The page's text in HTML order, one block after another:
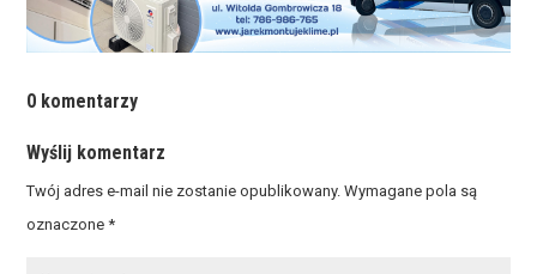
0 komentarzy
Wyślij komentarz
Twój adres e-mail nie zostanie opublikowany. Wymagane pola są
oznaczone*